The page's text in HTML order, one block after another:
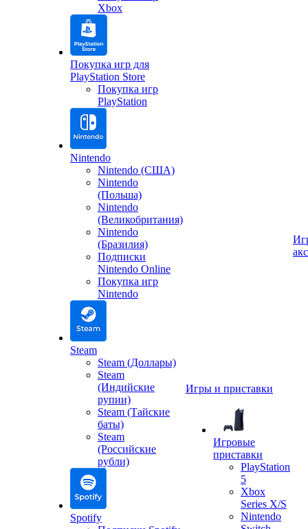
Xbox
Покупка игр для
PlayStation Store
Покупка игр
PlayStation
Nintendo
Nintendo (США)
Nintendo
(Польша)
Nintendo
(Великобритания)
Nintendo
(Бразилия)
Подписки
Nintendo Online
Покупка игр
Nintendo
Steam
Steam (Доллары)
Steam
(Индийские
рупии)
Steam (Тайские
баты)
Steam
(Российские
рубли)
Spotify
Игры и приставки
Игровые
приставки
PlayStation
5
Xbox
Series X/S
Nintendo